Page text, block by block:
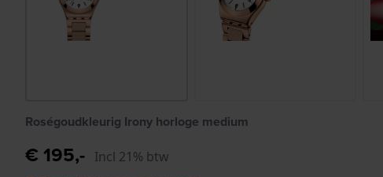
Roségoudkleurig Irony horloge medium
€ 195,- Incl 21% btw